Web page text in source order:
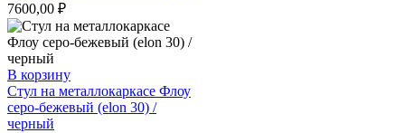
7600,00 ₽
В корзину
Стул на металлокаркасе Флоу
серо-бежевый (elon 30) /
черный